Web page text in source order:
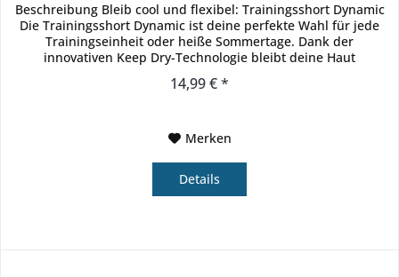
Beschreibung Bleib cool und flexibel: Trainingsshort Dynamic
Die Trainingsshort Dynamic ist deine perfekte Wahl für jede
Trainingseinheit oder heiße Sommertage. Dank der
innovativen Keep Dry-Technologie bleibt deine Haut
14,99 € *
Merken
Details